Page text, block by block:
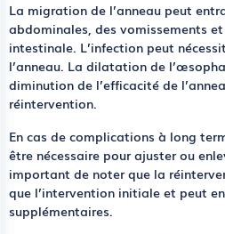
La migration de l’anneau peut
abdominales, des vomissements
intestinale. L’infection peut
l’anneau. La dilatation de
diminution de l’efficacité de
réintervention.
En cas de complications à long
être nécessaire pour ajuster ou
important de noter que la
que l’intervention initiale et peut
supplémentaires.